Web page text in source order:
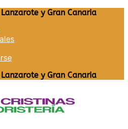
y Gran Canaria
y Gran Canaria